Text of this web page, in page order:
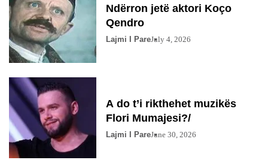
Ndërron jetë aktori Koço
Qendro
Lajmi I PareJuly 4, 2026
A do t’i rikthehet muzikës
Flori Mumajesi?/
Lajmi I PareJune 30, 2026